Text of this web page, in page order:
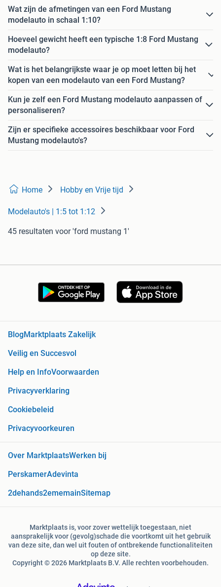
Wat zijn de afmetingen van een Ford Mustang
modelauto in schaal 1:10?
Hoeveel gewicht heeft een typische 1:8 Ford Mustang
modelauto?
Wat is het belangrijkste waar je op moet letten bij het
kopen van een modelauto van een Ford Mustang?
Kun je zelf een Ford Mustang modelauto aanpassen of
personaliseren?
Zijn er specifieke accessoires beschikbaar voor Ford
Mustang modelauto's?
Home Hobby en Vrije tijd
Modelauto's | 1:5 tot 1:12
45 resultaten voor 'ford mustang 1'
Blog Marktplaats Zakelijk
Veilig en Succesvol
Help en InfoVoorwaarden
Privacyverklaring
Cookiebeleid
Privacyvoorkeuren
Over MarktplaatsWerken bij
PerskamerAdevinta
2dehands2ememainSitemap
Marktplaats is, voor zover wettelijk toegestaan, niet
aansprakelijk voor (gevolg)schade die voortkomt uit het gebruik
van deze site, dan wel uit fouten of ontbrekende functionaliteiten
op deze site.
Copyright © 2026 Marktplaats B.V. Alle rechten voorbehouden.